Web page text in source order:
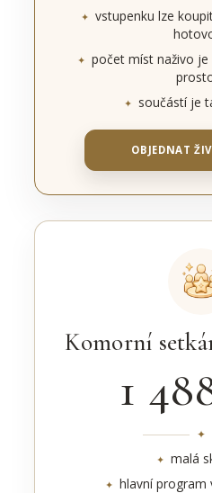
vstupenku lze
počet míst naživo
součástí je
OBJEDNAT
Komorní
1
malá
hlavní program